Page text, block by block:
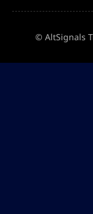
© AltSignals